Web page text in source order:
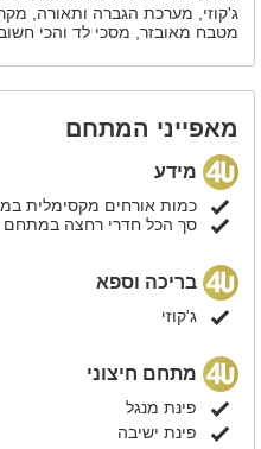
מזגן
פינת ישיבה
ג'קוזי, מערכת הגברה ותאורה,
מטבח מאובזר, מסכי לד והכי
מאפייני המתחם
מידע
כמות אורחים מקסימלית
סך הכל חדרי רחצה במתחם 1
בריכה וספא
ג'קוזי
מתחם חיצוני
פינת מנגל
פינת ישיבה